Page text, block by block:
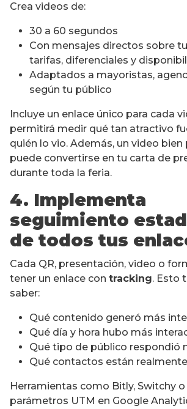
Crea videos de:
30 a 60 segundos
Con mensajes directos sobre
tarifas, diferenciales y
Adaptados a mayoristas,
según tu público
Incluye un enlace único para cada
permitirá medir qué tan atractivo
quién lo vio. Además, un video
puede convertirse en tu carta de
durante toda la feria.
4. Implementa
seguimiento
de todos tus
Cada QR, presentación, video o
tener un enlace con tracking. Esto
saber:
Qué contenido generó más
Qué día y hora hubo más
Qué tipo de público respondió
Qué contactos están
Herramientas como Bitly, Switchy
parámetros UTM en Google